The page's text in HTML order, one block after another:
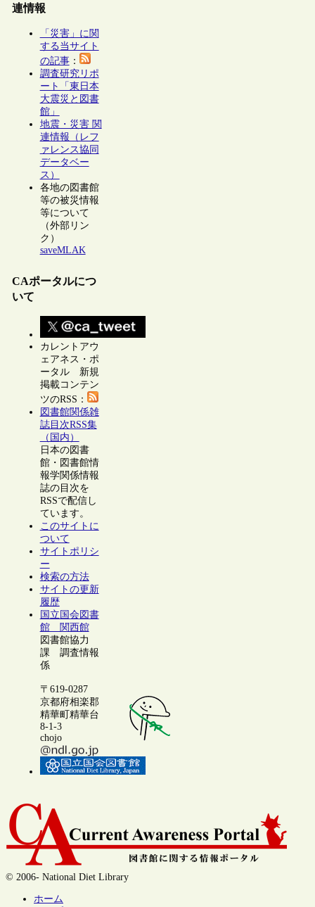
連情報
「災害」に関
する当サイト
の記事：
調査研究リポ
ート「東日本
大震災と図書
館」
地震・災害 関
連情報（レフ
ァレンス協同
データベー
ス）
各地の図書館
等の被災情報
等について
（外部リン
ク）
saveMLAK
CAポータルにつ
いて
カレントアウ
ェアネス・ポ
ータル 新規
掲載コンテン
ツのRSS：
図書館関係雑
誌目次RSS集
（国内）
日本の図書
館・図書館情
報学関係情報
誌の目次を
RSSで配信し
ています。
このサイトに
ついて
サイトポリシ
ー
検索の方法
サイトの更新
履歴
国立国会図書
館 関西館
図書館協力
課 調査情報
係
〒619-0287
京都府相楽郡
精華町精華台
8-1-3
chojo
© 2006- National Diet Library
ホーム